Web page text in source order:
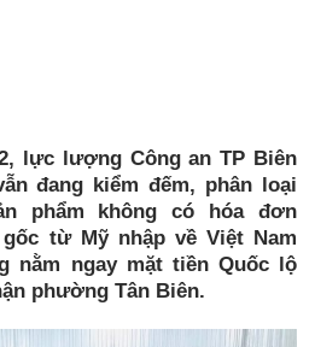
lực lượng Công an TP Biên
đang kiểm đếm, phân loại
phẩm không có hóa đơn
từ Mỹ nhập về Việt Nam
nằm ngay mặt tiền Quốc lộ
phường Tân Biên.